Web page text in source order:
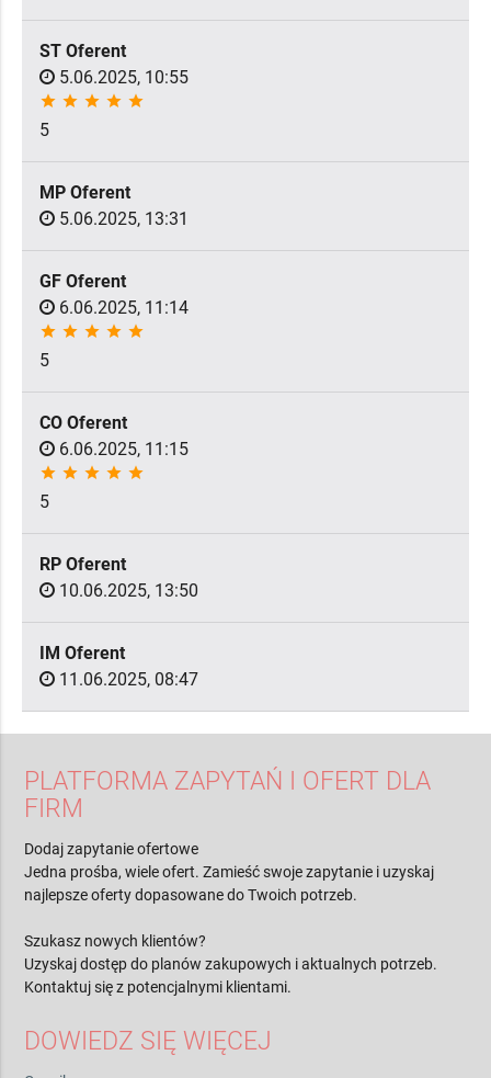
ST Oferent
5.06.2025, 10:55
star star star star star
5
MP Oferent
5.06.2025, 13:31
GF Oferent
6.06.2025, 11:14
star star star star star
5
CO Oferent
6.06.2025, 11:15
star star star star star
5
RP Oferent
10.06.2025, 13:50
IM Oferent
11.06.2025, 08:47
PLATFORMA ZAPYTAŃ I OFERT DLA
FIRM
Dodaj zapytanie ofertowe
Jedna prośba, wiele ofert. Zamieść swoje zapytanie i uzyskaj
najlepsze oferty dopasowane do Twoich potrzeb.
Szukasz nowych klientów?
Uzyskaj dostęp do planów zakupowych i aktualnych potrzeb.
Kontaktuj się z potencjalnymi klientami.
DOWIEDZ SIĘ WIĘCEJ